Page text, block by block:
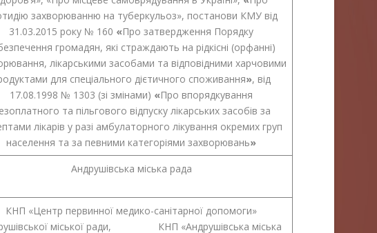
захворюванню на туберкульоз», постанови КМУ від
31.03.2015 року № 160 «Про затвердження Порядку
громадян, які страждають на рідкісні (орфанні)
лікарськими засобами та відповідними харчовими
для спеціального дієтичного споживання», від
17.08.1998 № 1303 (зі змінами) «Про впорядкування
та пільгового відпуску лікарських засобів за
лікарів у разі амбулаторного лікування окремих груп
населення та за певними категоріями захворювань»
Андрушівська міська рада
КНП «Центр первинної медико-санітарної допомоги»
міської ради, КНП «Андрушівська міська